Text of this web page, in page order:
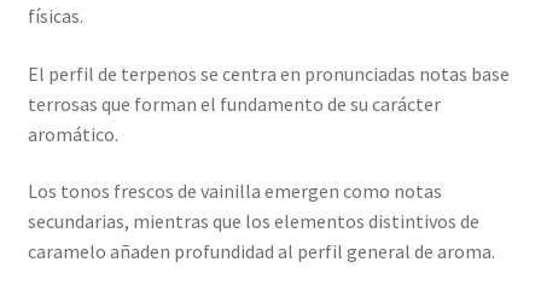
físicas.
El perfil de terpenos se centra en pronunciadas notas base
terrosas que forman el fundamento de su carácter
aromático.
Los tonos frescos de vainilla emergen como notas
secundarias, mientras que los elementos distintivos de
caramelo añaden profundidad al perfil general de aroma.